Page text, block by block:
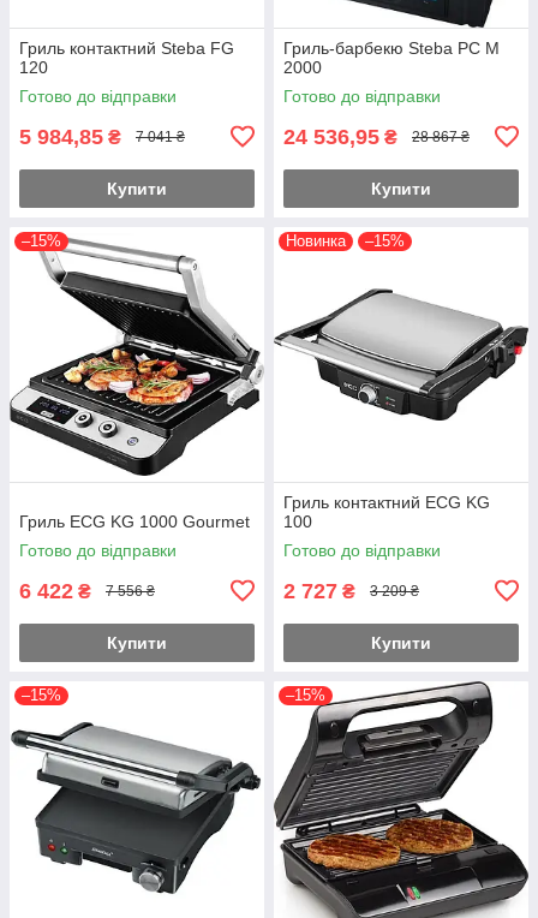
Гриль контактний Steba FG
120
Готово до відправки
5 984,85 ₴ 7 041 ₴
Купити
Гриль-барбекю Steba PC M
2000
Готово до відправки
24 536,95 ₴ 28 867 ₴
Купити
–15%
Гриль ECG KG 1000 Gourmet
Готово до відправки
6 422 ₴ 7 556 ₴
Купити
Новинка –15%
Гриль контактний ECG KG
100
Готово до відправки
2 727 ₴ 3 209 ₴
Купити
–15% –15%